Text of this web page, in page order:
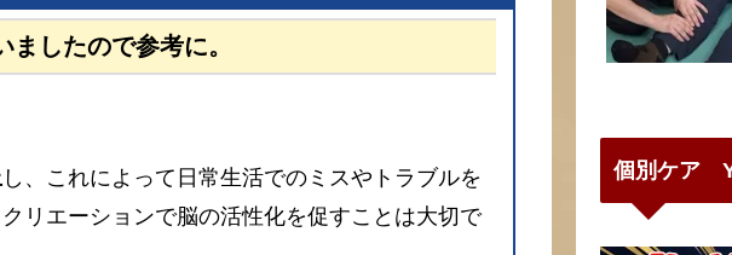
したので参考に。
し、これによって日常生活でのミスやトラブルを
リエーションで脳の活性化を促すことは大切で
個別ケア